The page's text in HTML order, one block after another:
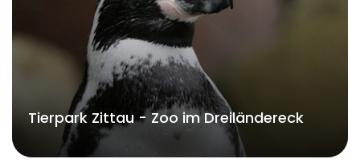
Tierpark Zittau - Zoo im Dreiländereck